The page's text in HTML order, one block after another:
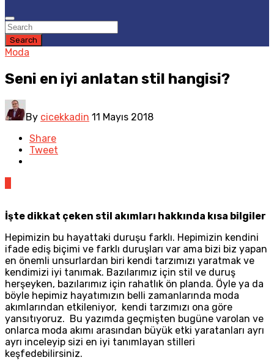
Search
Moda
Seni en iyi anlatan stil hangisi?
By cicekkadin 11 Mayıs 2018
Share
Tweet
İşte dikkat çeken stil akımları hakkında kısa bilgiler
Hepimizin bu hayattaki duruşu farklı. Hepimizin kendini
ifade ediş biçimi ve farklı duruşları var ama bizi biz yapan
en önemli unsurlardan biri kendi tarzımızı yaratmak ve
kendimizi iyi tanımak. Bazılarımız için stil ve duruş
herşeyken, bazılarımız için rahatlık ön planda. Öyle ya da
böyle hepimiz hayatımızın belli zamanlarında moda
akımlarından etkileniyor, kendi tarzımızı ona göre
yansıtıyoruz. Bu yazımda geçmişten bugüne varolan ve
onlarca moda akımı arasından büyük etki yaratanları ayrı
ayrı inceleyip sizi en iyi tanımlayan stilleri
keşfedebilirsiniz.